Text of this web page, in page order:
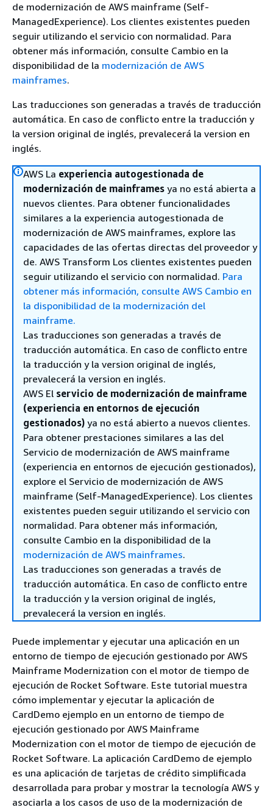
de modernización de AWS mainframe (Self-
ManagedExperience). Los clientes existentes pueden
seguir utilizando el servicio con normalidad. Para
obtener más información, consulte Cambio en la
disponibilidad de la modernización de AWS
mainframes.
Las traducciones son generadas a través de traducción
automática. En caso de conflicto entre la traducción y
la version original de inglés, prevalecerá la version en
inglés.
AWS La experiencia autogestionada de
modernización de mainframes ya no está abierta a
nuevos clientes. Para obtener funcionalidades
similares a la experiencia autogestionada de
modernización de AWS mainframes, explore las
capacidades de las ofertas directas del proveedor y
de. AWS Transform Los clientes existentes pueden
seguir utilizando el servicio con normalidad. Para
obtener más información, consulte AWS Cambio en
la disponibilidad de la modernización del
mainframe.
Las traducciones son generadas a través de
traducción automática. En caso de conflicto entre
la traducción y la version original de inglés,
prevalecerá la version en inglés.
AWS El servicio de modernización de mainframe
(experiencia en entornos de ejecución
gestionados) ya no está abierto a nuevos clientes.
Para obtener prestaciones similares a las del
Servicio de modernización de AWS mainframe
(experiencia en entornos de ejecución gestionados),
explore el Servicio de modernización de AWS
mainframe (Self-ManagedExperience). Los clientes
existentes pueden seguir utilizando el servicio con
normalidad. Para obtener más información,
consulte Cambio en la disponibilidad de la
modernización de AWS mainframes.
Las traducciones son generadas a través de
traducción automática. En caso de conflicto entre
la traducción y la version original de inglés,
prevalecerá la version en inglés.
Puede implementar y ejecutar una aplicación en un
entorno de tiempo de ejecución gestionado por AWS
Mainframe Modernization con el motor de tiempo de
ejecución de Rocket Software. Este tutorial muestra
cómo implementar y ejecutar la aplicación de
CardDemo ejemplo en un entorno de tiempo de
ejecución gestionado por AWS Mainframe
Modernization con el motor de tiempo de ejecución de
Rocket Software. La aplicación CardDemo de ejemplo
es una aplicación de tarjetas de crédito simplificada
desarrollada para probar y mostrar la tecnología AWS y
asociarla a los casos de uso de la modernización de